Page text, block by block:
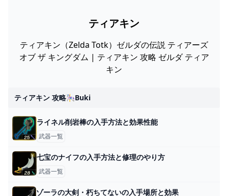
ティアキン
ティアキン（Zelda Totk）ゼルダの伝説 ティアーズ
オブ ザ キングダム | ティアキン 攻略 ゼルダ ティア
キン
ティアキン 攻略🎠buki
ライネル削岩棒の入手方法と効果性能
武器一覧
七宝のナイフの入手方法と修理のやり方
武器一覧
ゾーラの大剣・朽ちてないの入手場所と効果